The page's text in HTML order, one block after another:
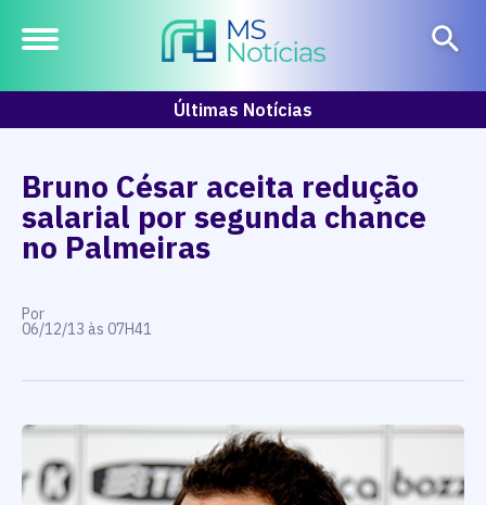
Últimas Notícias
Bruno César aceita redução
salarial por segunda chance
no Palmeiras
Por
06/12/13 às 07H41